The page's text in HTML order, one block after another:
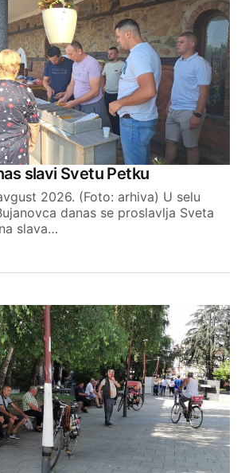
slavi Svetu Petku
2026. (Foto: arhiva) U selu
danas se proslavlja Sveta
slava…